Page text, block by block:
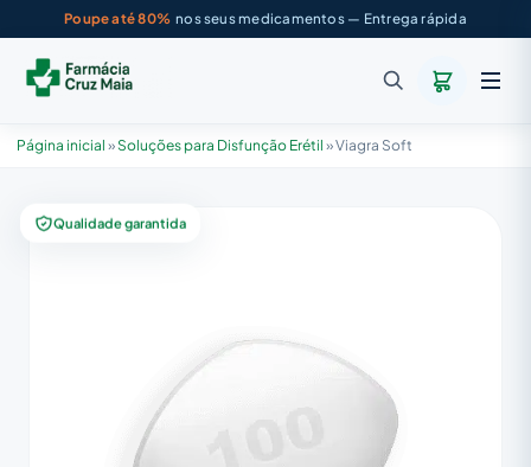
Poupe até 80% nos seus medicamentos — Entrega rápida
Página inicial »Soluções para Disfunção Erétil »Viagra Soft
Qualidade garantida